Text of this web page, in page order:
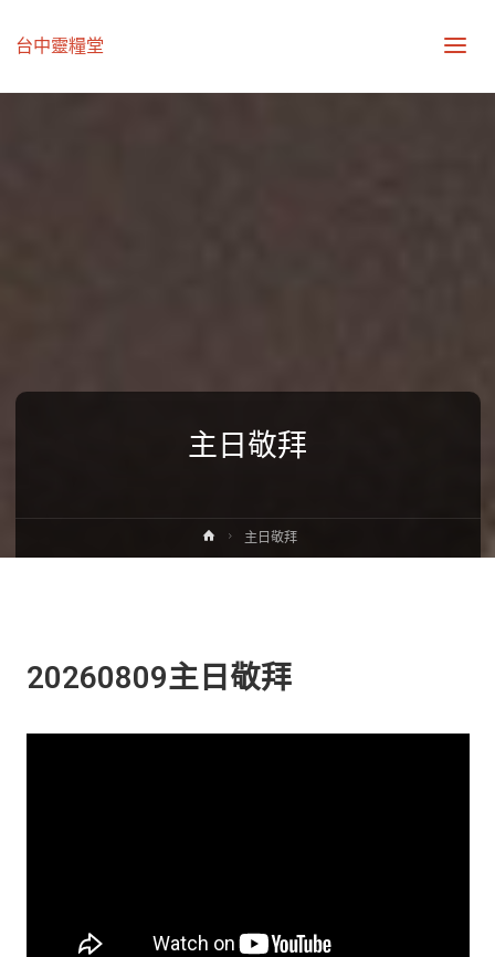
台中靈糧堂
主日敬拜
主日敬拜
20260809主日敬拜